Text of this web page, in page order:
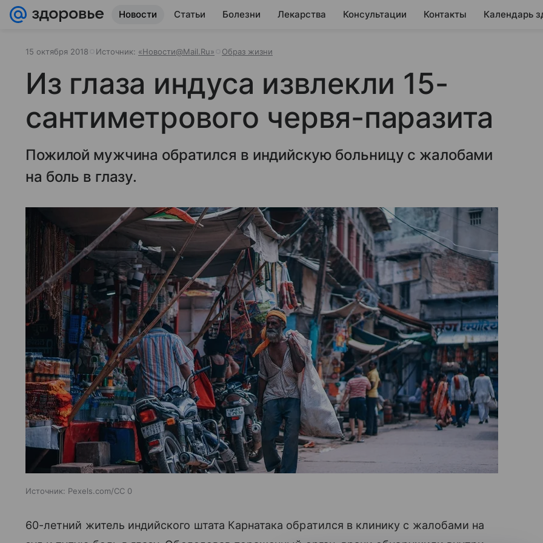
Новости Статьи Болезни Лекарства Консультации Контакты Календарь
15 октября 2018 Источник: «Новости@Mail.Ru» Образ жизни
Из глаза индуса извлекли 15-
сантиметрового червя-паразита
Пожилой мужчина обратился в индийскую больницу с жалобами
на боль в глазу.
Источник: Pexels.com/CC 0
60-летний житель индийского штата Карнатака обратился в клинику с жалобами на